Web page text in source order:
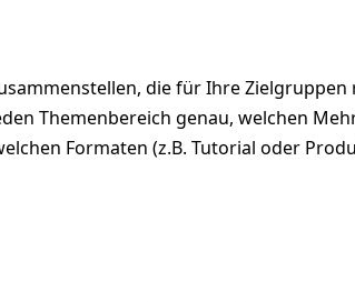
die für Ihre Zielgruppen
Themenbereich genau, welchen
Formaten (z.B. Tutorial oder